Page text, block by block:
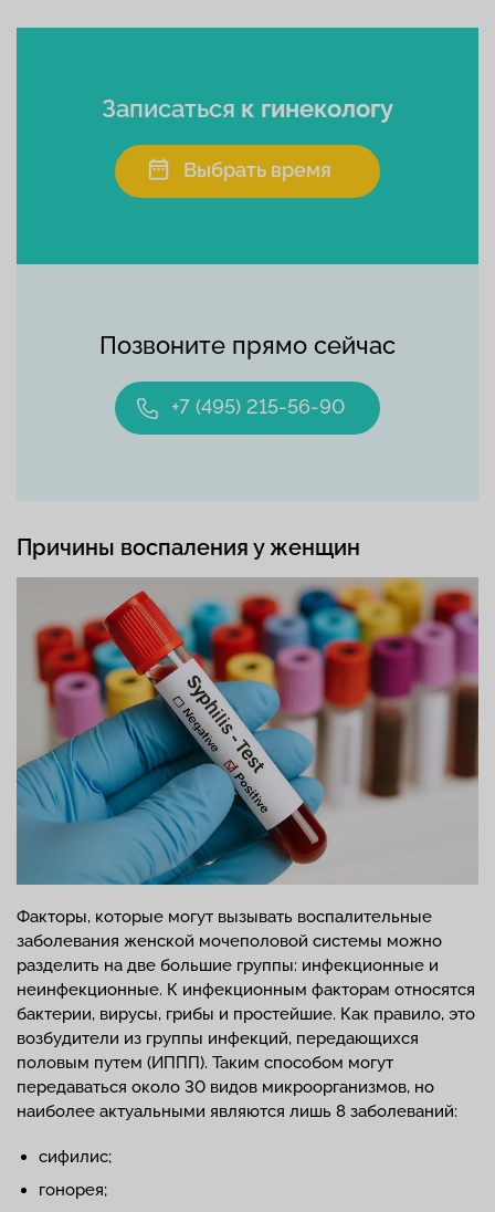
Позвоните прямо сейчас
+7 (495) 215-56-90
Записаться к гинекологу
Выбрать время
Причины воспаления у женщин
Факторы, которые могут вызывать воспалительные
заболевания женской мочеполовой системы можно
разделить на две большие группы: инфекционные и
неинфекционные. К инфекционным факторам относятся
бактерии, вирусы, грибы и простейшие. Как правило, это
возбудители из группы инфекций, передающихся
половым путем (ИППП). Таким способом могут
передаваться около 30 видов микроорганизмов, но
наиболее актуальными являются лишь 8 заболеваний:
сифилис;
гонорея;